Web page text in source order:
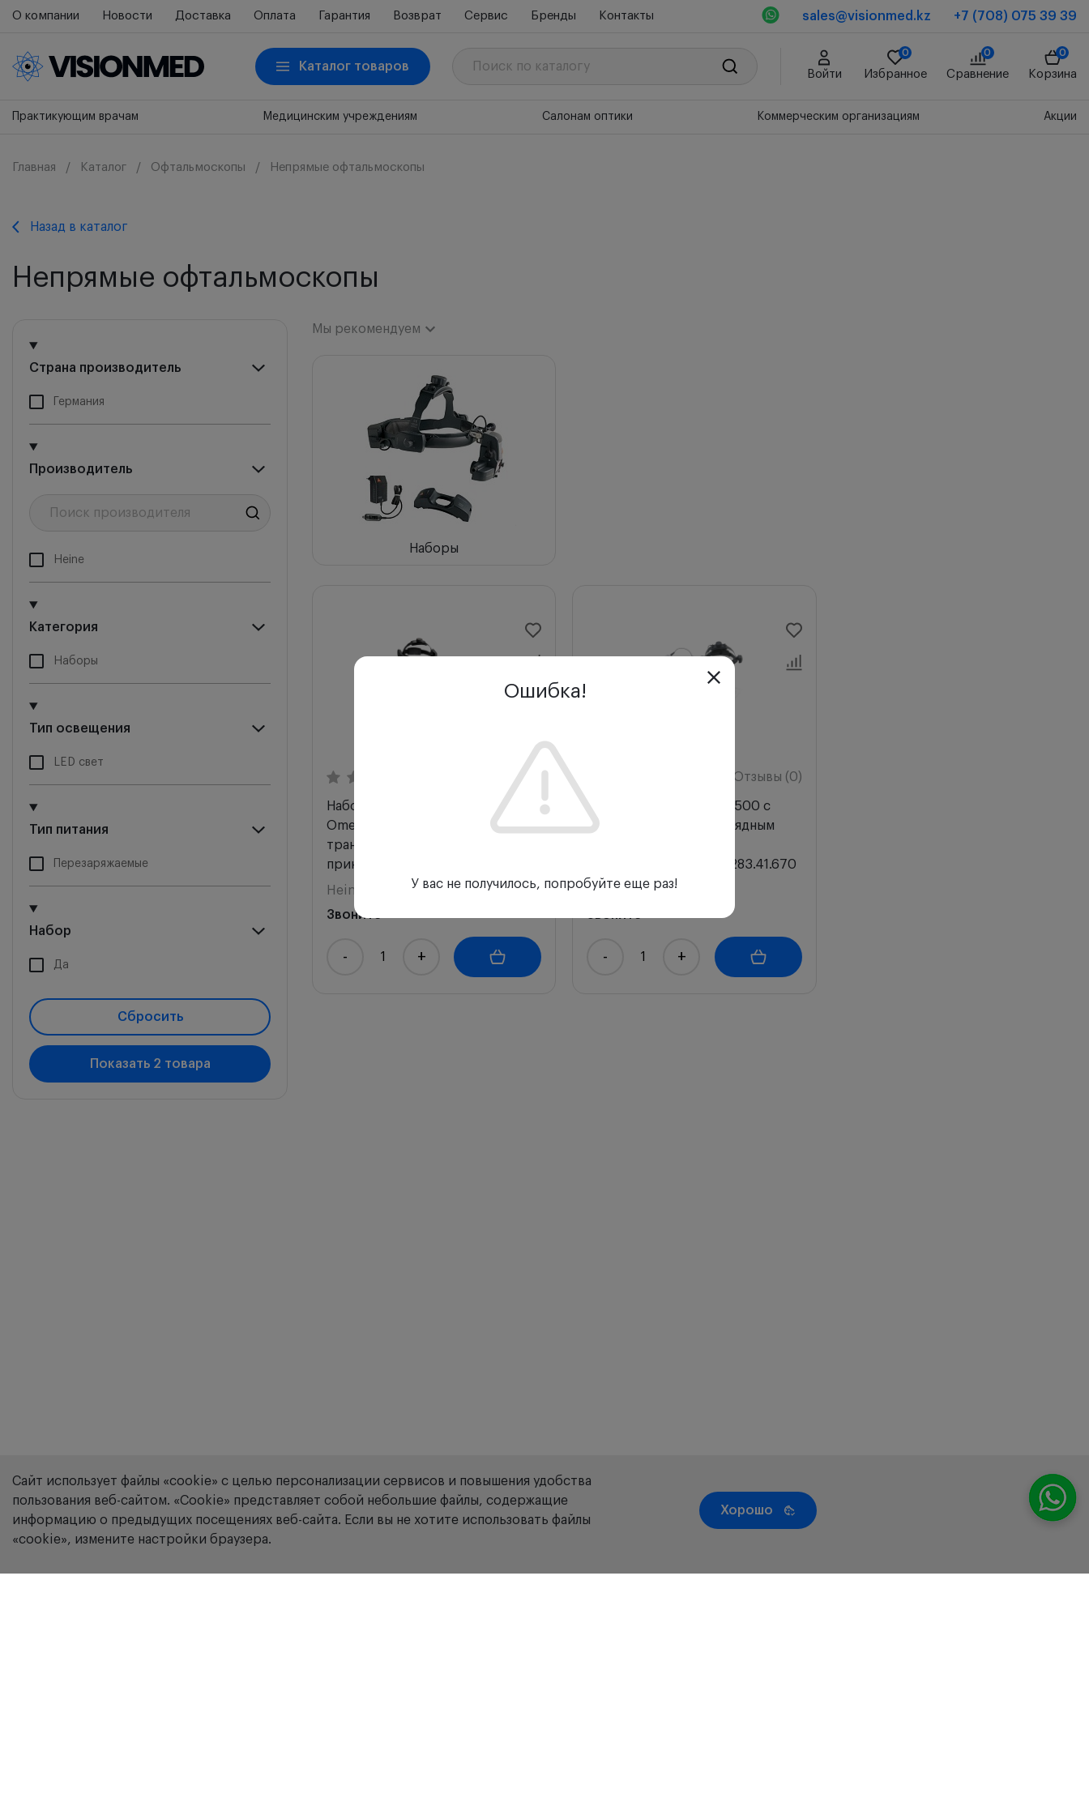
О компании Новости Доставка Оплата Гарантия Возврат Сервис Бренды Контакты sales@visionmed.kz +7 (708) 075 39 39
Каталог товаров
Войти
0
Избранное
0
Сравнение
0
Корзина
Практикующим врачам Медицинским учреждениям Салонам оптики Коммерческим организациям Акции
Главная Каталог Офтальмоскопы Непрямые офтальмоскопы
Назад в каталог
Непрямые офтальмоскопы
Мы рекомендуем
Цена по возрастанию
Цена по убыванию
Сначала с высоким рейтингом
Наборы
Отзывы (0)
Набор HEINE офтальмоскоп
Omega 600 LED с
трансформатором E4-USBC и
принадлежностями, С-008.33.613
Heine
Звоните
- +
Отзывы (0)
Офтальмоскоп OMEGA 500 с
реостатом HC 50L, зарядным
принадлежностями, C-283.41.670
Heine
- +
Страна производитель
Германия
Производитель
Heine
Категория
Наборы
Тип освещения
LED свет
Тип питания
Перезаряжаемые
Набор
Да
Сбросить
Показать 2 товара
Сайт использует файлы «cookie» с целью персонализации сервисов и повышения удобства
пользования веб-сайтом. «Сookie» представляет собой небольшие файлы, содержащие
информацию о предыдущих посещениях веб-сайта. Если вы не хотите использовать файлы
«cookie», измените настройки браузера.
Хорошо
Ошибка!
У вас не получилось, попробуйте еще раз!